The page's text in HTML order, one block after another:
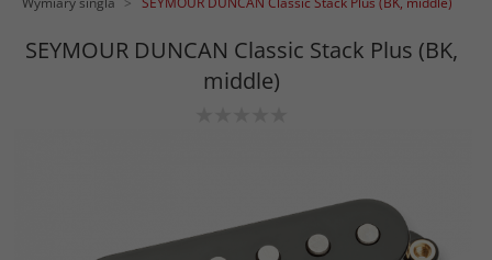
SEYMOUR DUNCAN Classic Stack Plus (BK,
middle)